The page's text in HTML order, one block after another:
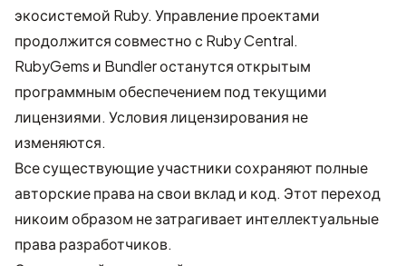
экосистемой Ruby. Управление проектами
продолжится совместно с Ruby Central.
RubyGems и Bundler останутся открытым
программным обеспечением под текущими
лицензиями. Условия лицензирования не
изменяются.
Все существующие участники сохраняют полные
авторские права на свои вклад и код. Этот переход
никоим образом не затрагивает интеллектуальные
права разработчиков.